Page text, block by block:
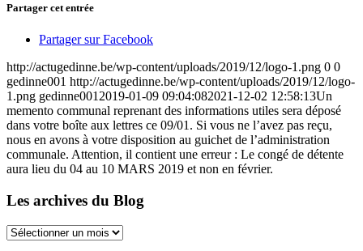
Partager cet entrée
Partager sur Facebook
http://actugedinne.be/wp-content/uploads/2019/12/logo-1.png 0 0
gedinne001 http://actugedinne.be/wp-content/uploads/2019/12/logo-
1.png gedinne001 2019-01-09 09:04:082021-12-02 12:58:13Un
memento communal reprenant des informations utiles sera déposé
dans votre boîte aux lettres ce 09/01. Si vous ne l’avez pas reçu,
nous en avons à votre disposition au guichet de l’administration
communale. Attention, il contient une erreur : Le congé de détente
aura lieu du 04 au 10 MARS 2019 et non en février.
Les archives du Blog
Les